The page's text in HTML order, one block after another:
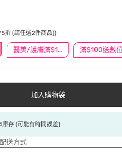
醫美/護膚滿$1200送$200
5折 (請任選2件商品))
加入購物袋
庫存 (可能有時間誤差)
配送方式